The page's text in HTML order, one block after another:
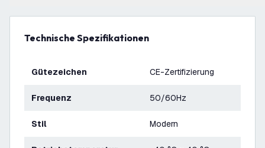
Technische Spezifikationen
Gütezeichen CE-Zertifizierung
Frequenz 50/60Hz
Stil Modern